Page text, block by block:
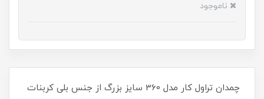
ناموجود
چمدان تراول کار مدل 360 سایز بزرگ از جنس بلی کربنات